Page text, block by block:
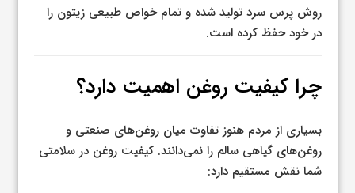
روش پرس سرد تولید شده و تمام خواص طبیعی زیتون را
در خود حفظ کرده است.
چرا کیفیت روغن اهمیت دارد؟
بسیاری از مردم هنوز تفاوت میان روغن‌های صنعتی و
روغن‌های گیاهی سالم را نمی‌دانند. کیفیت روغن در سلامتی
شما نقش مستقیم دارد: